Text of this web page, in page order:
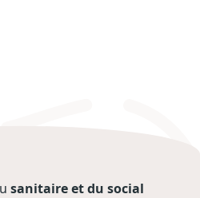
sanitaire et du social